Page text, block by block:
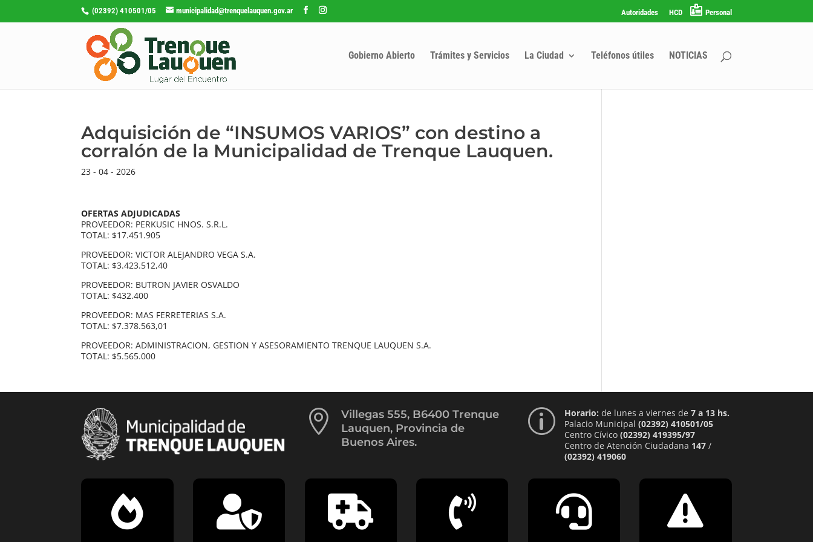
(02392) 410501/05 municipalidad@trenquelauquen.gov.ar Autoridades HCD Personal
Gobierno Abierto Trámites y Servicios La Ciudad Teléfonos útiles NOTICIAS
Adquisición de “INSUMOS VARIOS” con destino a
corralón de la Municipalidad de Trenque Lauquen.
23 - 04 - 2026
OFERTAS ADJUDICADAS
PROVEEDOR: PERKUSIC HNOS. S.R.L.
TOTAL: $17.451.905
PROVEEDOR: VICTOR ALEJANDRO VEGA S.A.
TOTAL: $3.423.512,40
PROVEEDOR: BUTRON JAVIER OSVALDO
TOTAL: $432.400
PROVEEDOR: MAS FERRETERIAS S.A.
TOTAL: $7.378.563,01
PROVEEDOR: ADMINISTRACION, GESTION Y ASESORAMIENTO TRENQUE LAUQUEN S.A.
TOTAL: $5.565.000

Villegas 555, B6400 Trenque
Lauquen, Provincia de
Buenos Aires.
p Horario: de lunes a viernes de 7 a 13 hs.
Palacio Municipal (02392) 410501/05
Centro Cívico (02392) 419395/97
Centro de Atención Ciudadana 147/
(02392) 419060
     